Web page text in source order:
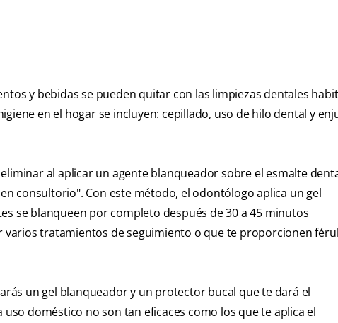
y bebidas se pueden quitar con las limpiezas dentales
en el hogar se incluyen: cepillado, uso de hilo dental y
al aplicar un agente blanqueador sobre el esmalte
consultorio". Con este método, el odontólogo aplica un gel
se blanqueen por completo después de 30 a 45 minutos
tratamientos de seguimiento o que te proporcionen
un gel blanqueador y un protector bucal que te dará el
doméstico no son tan eficaces como los que te aplica el